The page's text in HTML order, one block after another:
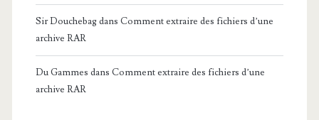
Sir Douchebagdans Comment extraire des fichiers d’une
archive RAR
Du Gammes dans Comment extraire des fichiers d’une
archive RAR